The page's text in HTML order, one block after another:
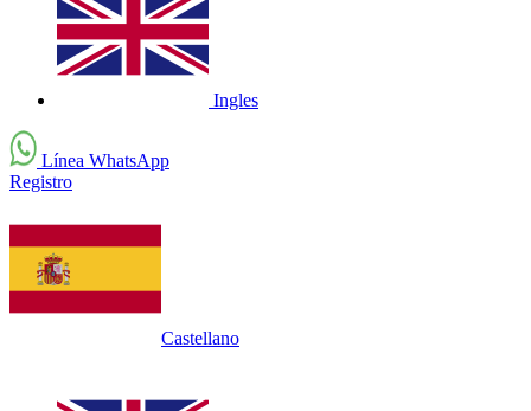
Ingles
Línea WhatsApp
Registro
Castellano